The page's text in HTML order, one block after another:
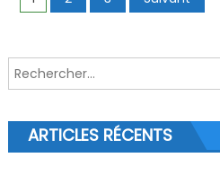
Rechercher :
ARTICLES RÉCENTS